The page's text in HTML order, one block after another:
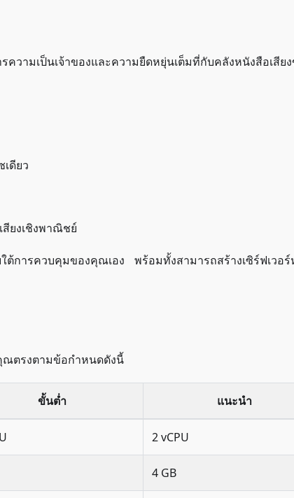
ามเป็นเจ้าของและความยืดหยุ่นเต็มที่กับคลังหนังสือเสีย
ดียว
ยงเชิงพาณิชย์
ต้การควบคุมของคุณเอง พร้อมทั้งสามารถสร้างเซิร์ฟเวอ
ณตรงตามข้อกำหนดดังนี้
ขั้นต่ำ แนะนำ
2 vCPU
4 GB